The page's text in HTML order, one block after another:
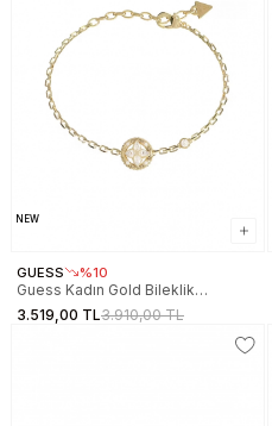
NEW
GUESS %10
Guess Kadın Gold Bileklik
JGUJUBB06462JWYGS
3.519,00 TL3.910,00 TL